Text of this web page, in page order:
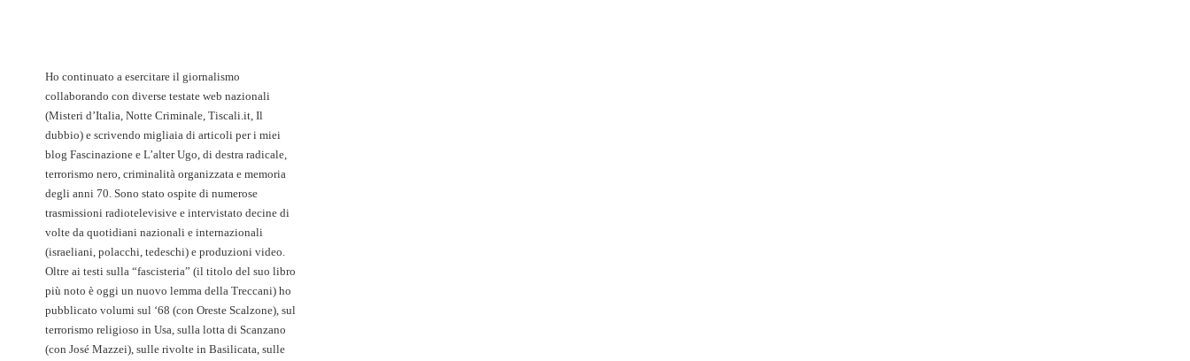
Ho continuato a esercitare il giornalismo
collaborando con diverse testate web nazionali
(Misteri d’Italia, Notte Criminale, Tiscali.it, Il
dubbio) e scrivendo migliaia di articoli per i miei
blog Fascinazione e L’alter Ugo, di destra radicale,
terrorismo nero, criminalità organizzata e memoria
degli anni 70. Sono stato ospite di numerose
trasmissioni radiotelevisive e intervistato decine di
volte da quotidiani nazionali e internazionali
(israeliani, polacchi, tedeschi) e produzioni video.
Oltre ai testi sulla “fascisteria” (il titolo del suo libro
più noto è oggi un nuovo lemma della Treccani) ho
pubblicato volumi sul ‘68 (con Oreste Scalzone), sul
terrorismo religioso in Usa, sulla lotta di Scanzano
(con José Mazzei), sulle rivolte in Basilicata, sulle